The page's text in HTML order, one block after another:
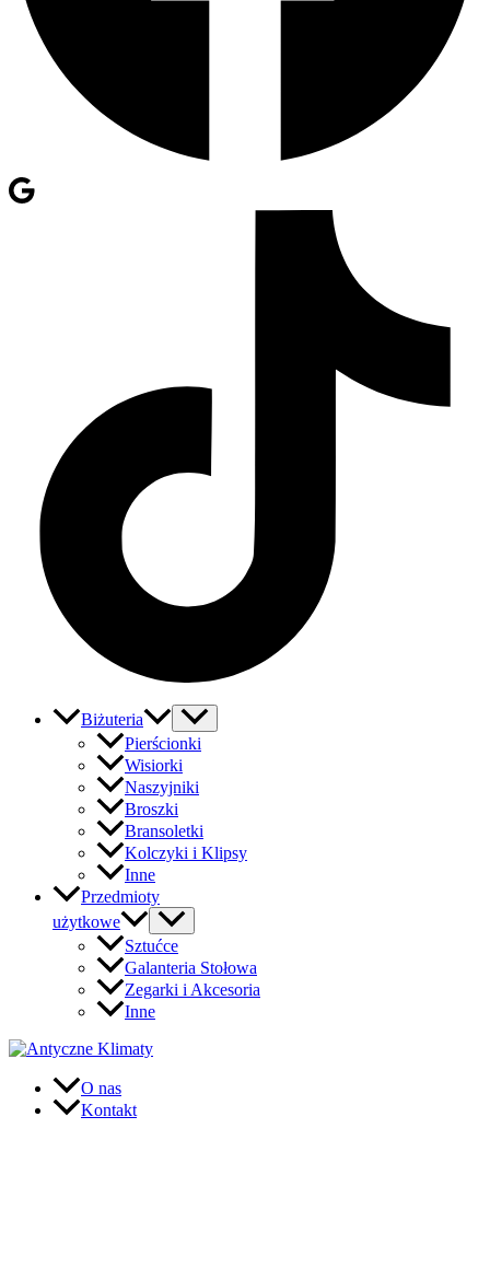
Biżuteria
Pierścionki
Wisiorki
Naszyjniki
Broszki
Bransoletki
Kolczyki i Klipsy
Inne
Przedmioty
użytkowe
Sztućce
Galanteria Stołowa
Zegarki i Akcesoria
Inne
O nas
Kontakt